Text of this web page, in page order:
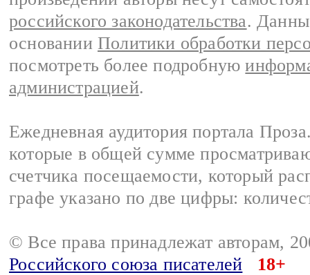
российского законодательства.
основании Политики обработки
посмотреть более подробную
администрацией.
Ежедневная аудитория портала
которые в общей сумме
счетчика посещаемости, который
графе указано по две цифры:
© Все права принадлежат авторам,
Российского союза писателей
18+